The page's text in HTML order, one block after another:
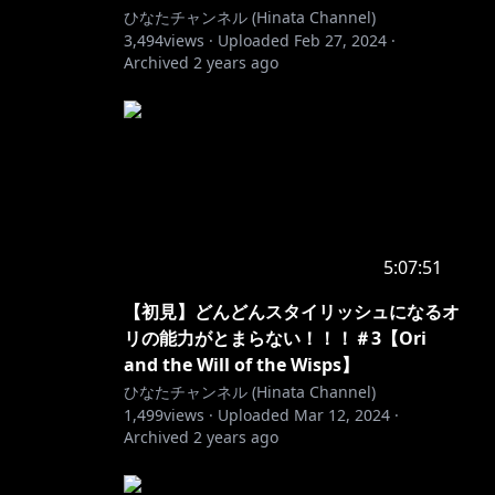
ひなたチャンネル (Hinata Channel)
3,494views · Uploaded Feb 27, 2024 ·
Archived 2 years ago
5:07:51
【初見】どんどんスタイリッシュになるオ
リの能力がとまらない！！！＃3【Ori
and the Will of the Wisps】
ひなたチャンネル (Hinata Channel)
1,499views · Uploaded Mar 12, 2024 ·
Archived 2 years ago